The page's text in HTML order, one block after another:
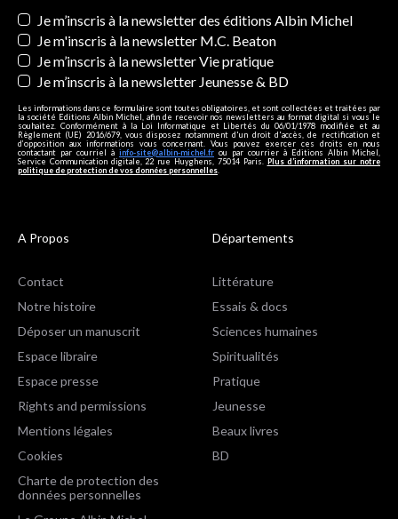
Newsletters
Je m’inscris à la newsletter des éditions Albin Michel
Je m'inscris à la newsletter M.C. Beaton
Je m’inscris à la newsletter Vie pratique
Je m’inscris à la newsletter Jeunesse & BD
Les informations dans ce formulaire sont toutes obligatoires, et sont collectées et traitées par
la société Editions Albin Michel, afin de recevoir nos newsletters au format digital si vous le
souhaitez. Conformément à la Loi Informatique et Libertés du 06/01/1978 modifiée et au
Règlement (UE) 2016/679, vous disposez notamment d'un droit d'accès, de rectification et
d’opposition aux informations vous concernant. Vous pouvez exercer ces droits en nous
contactant par courriel à info-site@albin-michel.fr ou par courrier à Editions Albin Michel,
Service Communication digitale, 22 rue Huyghens, 75014 Paris. Plus d’information sur notre
politique de protection de vos données personnelles
A Propos
Contact
Notre histoire
Déposer un manuscrit
Espace libraire
Espace presse
Rights and permissions
Mentions légales
Cookies
Charte de protection des
données personnelles
Départements
Littérature
Essais & docs
Sciences humaines
Spiritualités
Pratique
Jeunesse
Beaux livres
BD